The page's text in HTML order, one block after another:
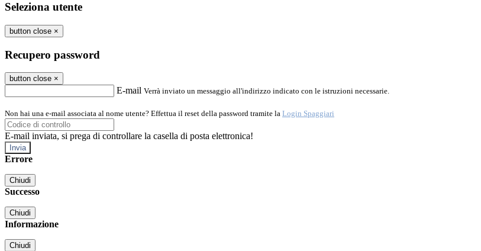
Seleziona utente
button close ×
Recupero password
button close ×
E-mail Verrà inviato un messaggio all'indirizzo indicato con le istruzioni necessarie.
Non hai una e-mail associata al nome utente? Effettua il reset della password tramite la Login Spaggiari
E-mail inviata, si prega di controllare la casella di posta elettronica!
Errore
Chiudi
Successo
Chiudi
Informazione
Chiudi